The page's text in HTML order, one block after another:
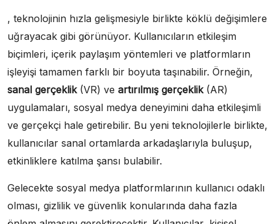
, teknolojinin hızla gelişmesiyle birlikte köklü değişimlere
uğrayacak gibi görünüyor. Kullanıcıların etkileşim
biçimleri, içerik paylaşım yöntemleri ve platformların
işleyişi tamamen farklı bir boyuta taşınabilir. Örneğin,
sanal gerçeklik(VR) ve artırılmış gerçeklik(AR)
uygulamaları, sosyal medya deneyimini daha etkileşimli
ve gerçekçi hale getirebilir. Bu yeni teknolojilerle birlikte,
kullanıcılar sanal ortamlarda arkadaşlarıyla buluşup,
etkinliklere katılma şansı bulabilir.
Gelecekte sosyal medya platformlarının kullanıcı odaklı
olması, gizlilik ve güvenlik konularında daha fazla